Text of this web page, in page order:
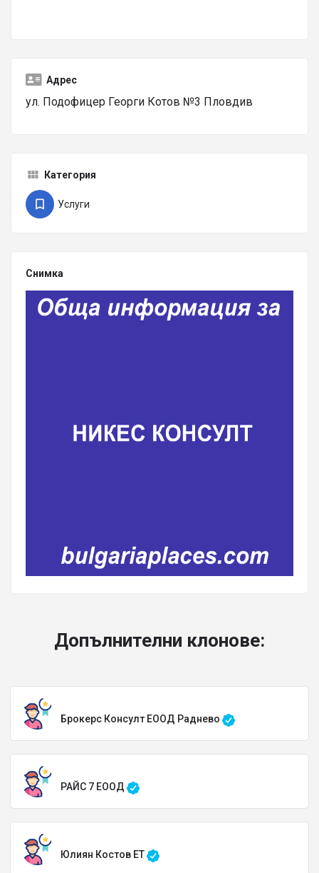
Адрес
ул. Подофицер Георги Котов №3 Пловдив
Категория
Услуги
Снимка
Допълнителни клонове:
Брокерс Консулт ЕООД Раднево
РАЙС 7 ЕООД
Юлиян Костов ЕТ